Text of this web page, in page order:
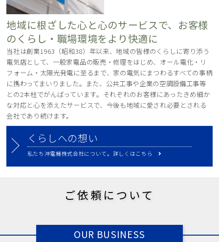
地域に根ざした心と心のサービスで、 お客様
のくらし・職場環境をより快適に
当社は創業1963（昭和38）年以来、地域の皆様のくらしに寄り添う
電気店として、一般家電品の販売・修理をはじめ、オール電化・リ
フォーム・太陽光発電に至るまで、家の電気にまつわるすべての事柄
に携わってまいりました。また、公共工事や企業の空調設備工事等
との2本柱でがんばっています。それぞれのお客様にあったきめ細か
な対応と心を添えたサービスで、今後も地域に愛され必要とされる
会社であり続けます。
くらしへの想い
私たち沖電機株式会社について。詳しくはこちら
ご依頼について
OUR BUSINESS